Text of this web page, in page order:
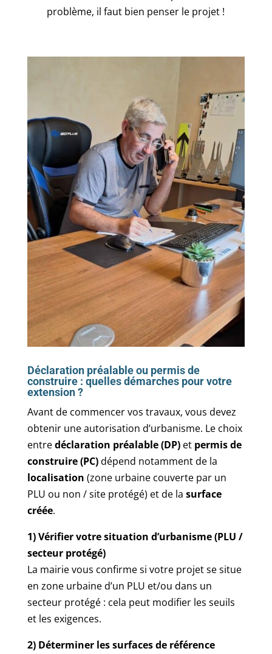
problème, il faut bien penser le projet !
Déclaration préalable ou permis de
construire : quelles démarches pour votre
extension ?
Avant de commencer vos travaux, vous devez
obtenir une autorisation d’urbanisme. Le choix
entredéclaration préalable (DP)et permis de
construire (PC)dépend notamment de la
localisation (zone urbaine couverte par un
PLU ou non / site protégé) et de la surface
créée.
1) Vérifier votre situation d’urbanisme (PLU /
secteur protégé)
La mairie vous confirme si votre projet se situe
en zone urbaine d’un PLU et/ou dans un
secteur protégé : cela peut modifier les seuils
et les exigences.
2) Déterminer les surfaces de référence